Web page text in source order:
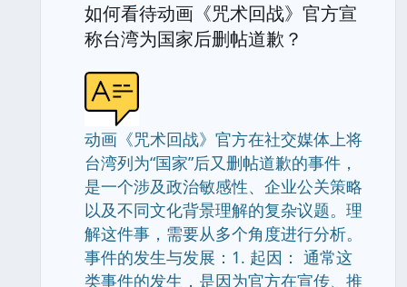
如何看待动画《咒术回战》官方宣
称台湾为国家后删帖道歉？
动画《咒术回战》官方在社交媒体上将
台湾列为“国家”后又删帖道歉的事件，
是一个涉及政治敏感性、企业公关策略
以及不同文化背景理解的复杂议题。理
解这件事，需要从多个角度进行分析。
事件的发生与发展：1. 起因： 通常这
类事件的发生，是因为官方在宣传、推